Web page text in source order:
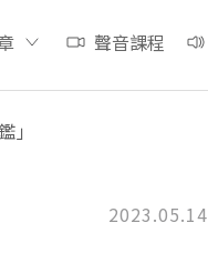
聲音課程
」
2023.05.14